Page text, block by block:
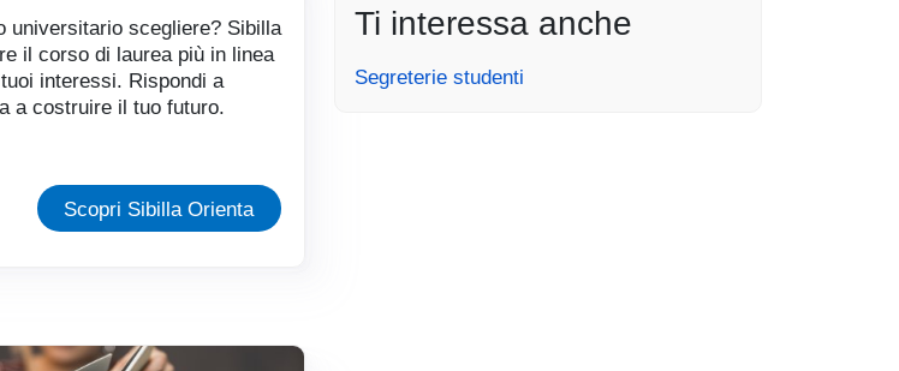
universitario scegliere? Sibilla
il corso di laurea più in linea
interessi. Rispondi a
a costruire il tuo futuro.
Scopri Sibilla Orienta(link is external)
Ti interessa anche
Segreterie studenti